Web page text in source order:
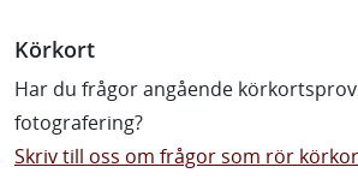
Körkort
Har du frågor angående
fotografering?
Skriv till oss om frågor som rör